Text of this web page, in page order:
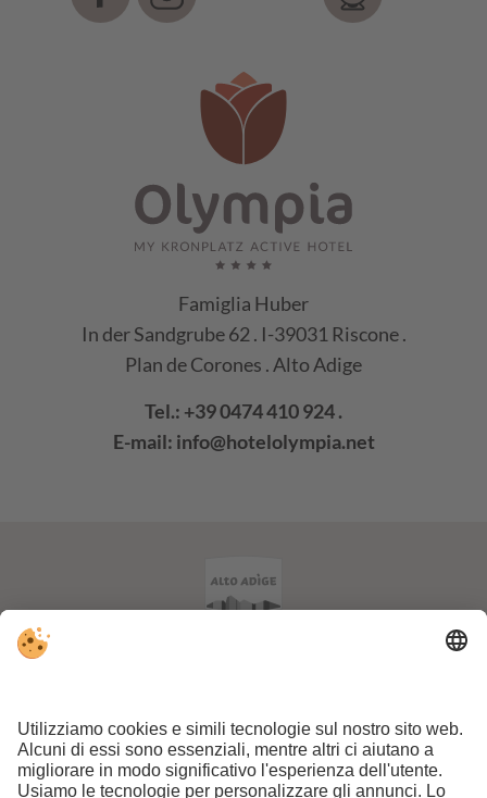
Famiglia Huber
In der Sandgrube 62 . I-39031 Riscone .
Plan de Corones . Alto Adige
Tel.: +39 0474 410 924.
E-mail: info@hotelolympia.net